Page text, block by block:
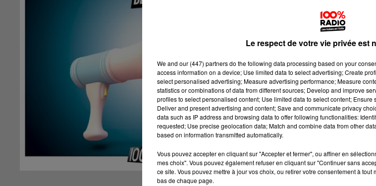
Le respect de votre vie privée est
We and our (447) partnersdo the following data processing based on your
access information on a device; Use limited data to select advertising; Create
select personalised advertising; Measure advertising performance; Measure
statistics or combinations of data from different sources; Develop and improve
profiles to select personalised content; Use limited data to select content;
Deliver and present advertising and content; Save and communicate privacy
data such as IP address and browsing data to offer following functionalities:
requested; Use precise geolocation data; Match and combine data from other
based on information transmitted automatically.
Vous pouvez accepter en cliquant sur "Accepter et fermer", ou affiner en
mes choix". Vous pouvez également refuser en cliquant sur "Continuer sans
ce site. Vous pouvez mettre à jour vos choix, ou retirer votre consentement à
bas de chaque page.